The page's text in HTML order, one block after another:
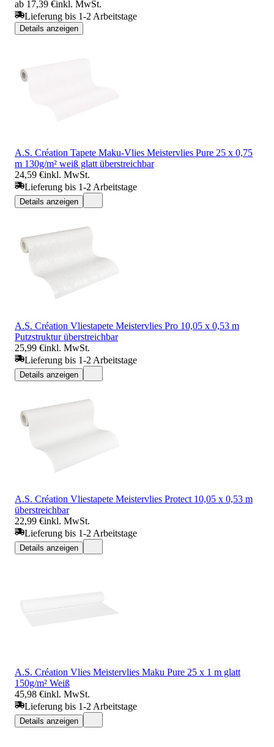
ab 17,39 €inkl. MwSt.
Lieferung bis 1-2 Arbeitstage
Details anzeigen
A.S. Création Tapete Maku-Vlies Meistervlies Pure 25 x 0,75
m 130g/m² weiß glatt überstreichbar
24,59 €inkl. MwSt.
Lieferung bis 1-2 Arbeitstage
Details anzeigen
A.S. Création Vliestapete Meistervlies Pro 10,05 x 0,53 m
Putzstruktur überstreichbar
25,99 €inkl. MwSt.
Lieferung bis 1-2 Arbeitstage
Details anzeigen
A.S. Création Vliestapete Meistervlies Protect 10,05 x 0,53 m
überstreichbar
22,99 €inkl. MwSt.
Lieferung bis 1-2 Arbeitstage
Details anzeigen
A.S. Création Vlies Meistervlies Maku Pure 25 x 1 m glatt
150g/m² Weiß
45,98 €inkl. MwSt.
Lieferung bis 1-2 Arbeitstage
Details anzeigen